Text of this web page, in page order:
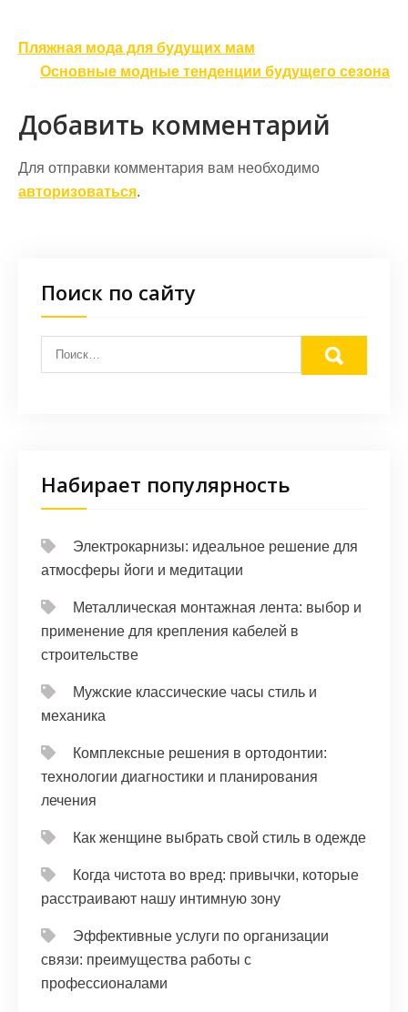
Навигация
по
Пляжная мода для будущих мам
Основные модные тенденции будущего сезона
Добавить комментарий
Для отправки комментария вам необходимо
авторизоваться.
Поиск по сайту
Набирает популярность
Электрокарнизы: идеальное решение для
атмосферы йоги и медитации
Металлическая монтажная лента: выбор и
применение для крепления кабелей в
строительстве
Мужские классические часы стиль и
механика
Комплексные решения в ортодонтии:
технологии диагностики и планирования
лечения
Как женщине выбрать свой стиль в одежде
Когда чистота во вред: привычки, которые
расстраивают нашу интимную зону
Эффективные услуги по организации
связи: преимущества работы с
профессионалами